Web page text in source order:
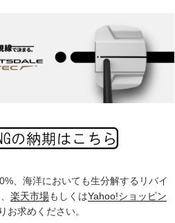
、海洋においても生分解するリバイ
楽天市場もしくはYahoo!ショッピン
お求めください。